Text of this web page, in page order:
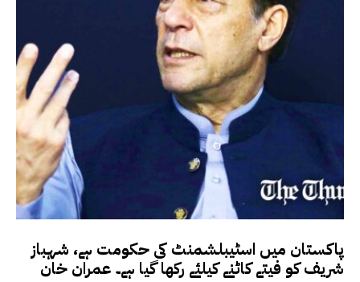
پاکستان میں اسٹیبلشمنٹ کی حکومت ہے، شہباز
شریف کو فیتے کاٹنے کیلئے رکھا گیا ہے۔ عمران خان